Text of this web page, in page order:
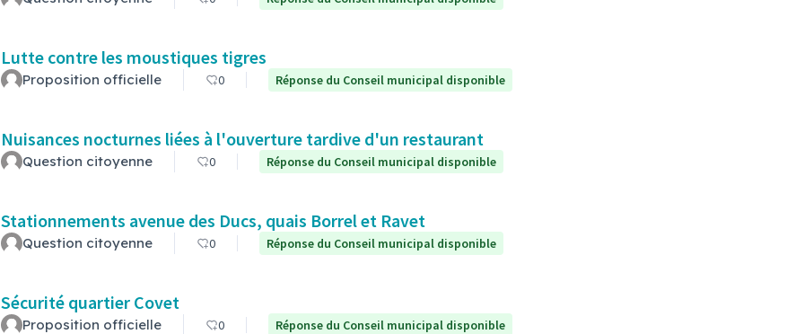
Lutte contre les moustiques tigres
Proposition officielle 0 Réponse du Conseil municipal disponible
Nuisances nocturnes liées à l'ouverture tardive d'un restaurant
Question citoyenne 0 Réponse du Conseil municipal disponible
Stationnements avenue des Ducs, quais Borrel et Ravet
Question citoyenne 0 Réponse du Conseil municipal disponible
Sécurité quartier Covet
Proposition officielle 0 Réponse du Conseil municipal disponible